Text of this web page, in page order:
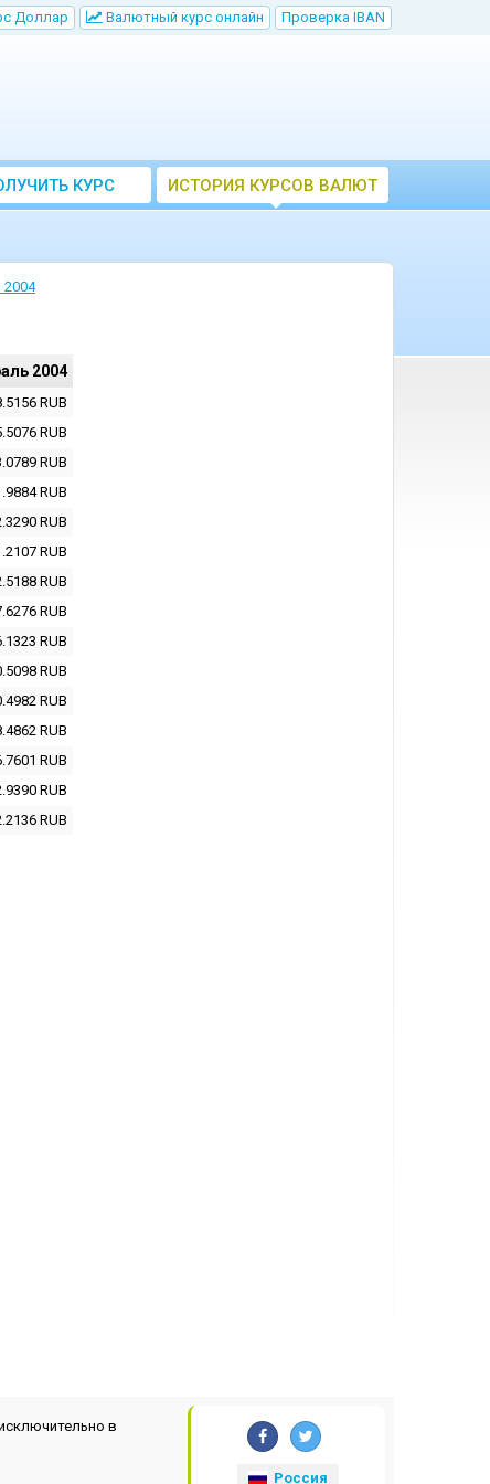
Доллар Bалютный курс онлайн Проверка IBAN
КУРС
ВАЛЮТ ЦБ
ИСТОРИЯ КУРСОВ ВАЛЮТ
ЦБ РФ
2004
RUB
RUB
RUB
RUB
RUB
RUB
RUB
RUB
RUB
RUB
RUB
RUB
RUB
RUB
RUB
в
Россия